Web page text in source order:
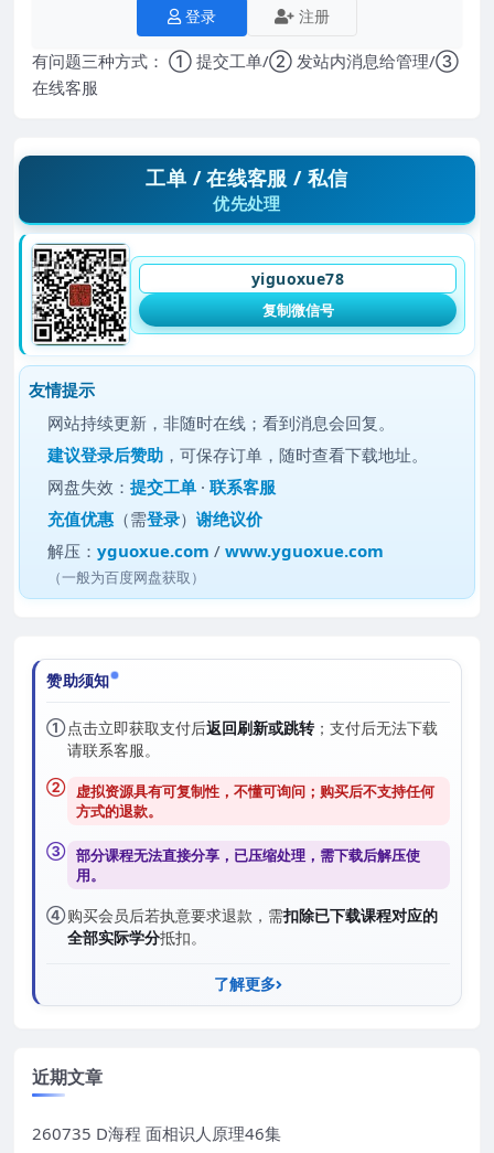
登录 注册
有问题三种方式： ① 提交工单/② 发站内消息给管理/③
在线客服
工单 / 在线客服 / 私信
优先处理
yiguoxue78
复制微信号
友情提示
网站持续更新，非随时在线；看到消息会回复。
建议登录后赞助 ，可保存订单，随时查看下载地址。
网盘失效：提交工单 ·联系客服
充值优惠 （需登录）谢绝议价
解压：yguoxue.com /www.yguoxue.com
（一般为百度网盘获取）
赞助须知
①点击立即获取支付后返回刷新或跳转；支付后无法下载
请联系客服。
② 虚拟资源具有可复制性，不懂可询问；购买后不支持任何
方式的退款。
③ 部分课程无法直接分享，已压缩处理，需下载后解压使
用。
④购买会员后若执意要求退款，需扣除已下载课程对应的
全部实际学分抵扣。
了解更多
近期文章
260735 D海程 面相识人原理46集